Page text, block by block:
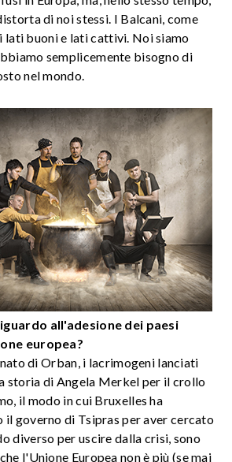
di noi stessi. I Balcani, come
lati buoni e lati cattivi. Noi siamo
semplicemente bisogno di
nel mondo.
all'adesione dei paesi
europea?
di Orban, i lacrimogeni lanciati
storia di Angela Merkel per il crollo
il modo in cui Bruxelles ha
il governo di Tsipras per aver cercato
diverso per uscire dalla crisi, sono
l'Unione Europea non è più (se mai